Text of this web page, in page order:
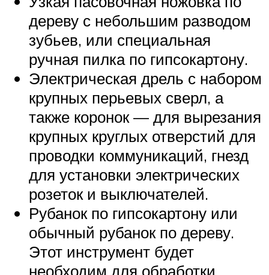
дереву с небольшим разводом
зубьев, или специальная
ручная пилка по гипсокартону.
Электрическая дрель с набором
крупных перьевых сверл, а
также коронок — для вырезания
крупных круглых отверстий для
проводки коммуникаций, гнезд
для установки электрических
розеток и выключателей.
Рубанок по гипсокартону или
обычный рубанок по дереву.
Этот инструмент будет
необходим для обработки